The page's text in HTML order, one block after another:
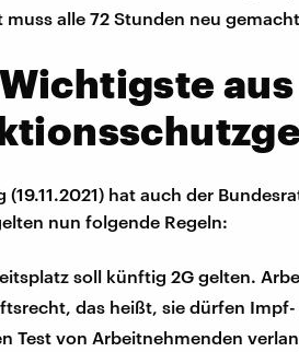
muss alle 72 Stunden neu
(19.11.2021) hat auch der
nun folgende Regeln:
soll künftig 2G gelten.
das heißt, sie dürfen
Test von Arbeitnehmenden